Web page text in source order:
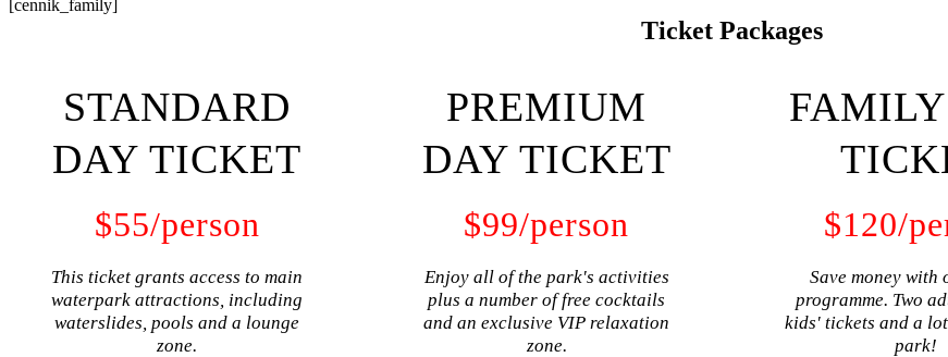
[cennik_family]
Ticket Packages
STANDARD
DAYTICKET
$55/person
This ticket grants access to main
waterpark attractions, including
waterslides, pools and a lounge
zone.
PREMIUM
DAY TICKET
$99/person
Enjoy all of the park's activities
plus a number of free cocktails
and an exclusive VIP relaxation
zone.
$120/
Save money with
programme. Two
kids' tickets and a
park!